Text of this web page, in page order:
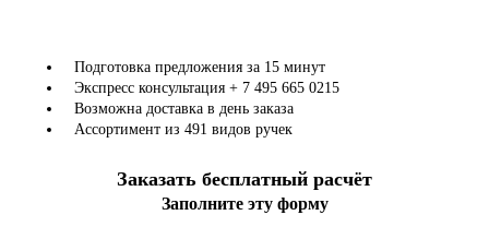
Подготовка предложения за 15 минут
Экспресс консультация + 7 495 665 0215
Возможна доставка в день заказа
Ассортимент из 491 видов ручек
Заказать бесплатный расчёт
Заполните эту форму